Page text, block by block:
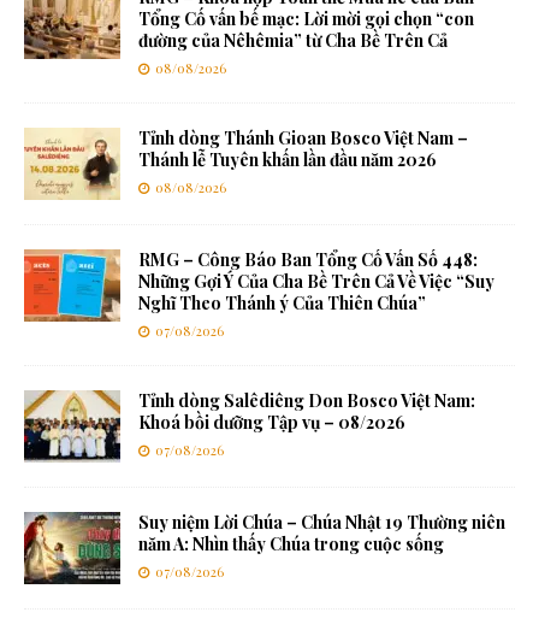
Tổng Cố vấn bế mạc: Lời mời gọi chọn “con
đường của Nêhêmia” từ Cha Bề Trên Cả
08/08/2026
Tỉnh dòng Thánh Gioan Bosco Việt Nam –
Thánh lễ Tuyên khấn lần đầu năm 2026
08/08/2026
RMG – Công Báo Ban Tổng Cố Vấn Số 448:
Những Gợi Ý Của Cha Bề Trên Cả Về Việc “Suy
Nghĩ Theo Thánh ý Của Thiên Chúa”
07/08/2026
Tỉnh dòng Salêdiêng Don Bosco Việt Nam:
Khoá bồi dưỡng Tập vụ – 08/2026
07/08/2026
Suy niệm Lời Chúa – Chúa Nhật 19 Thường niên
năm A: Nhìn thấy Chúa trong cuộc sống
07/08/2026